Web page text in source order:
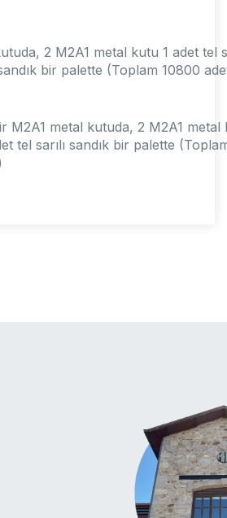
2 M2A1 metal kutu 1 adet tel
bir palette (Toplam 10800
M2A1 metal kutuda, 2 M2A1 metal
tel sarılı sandık bir palette